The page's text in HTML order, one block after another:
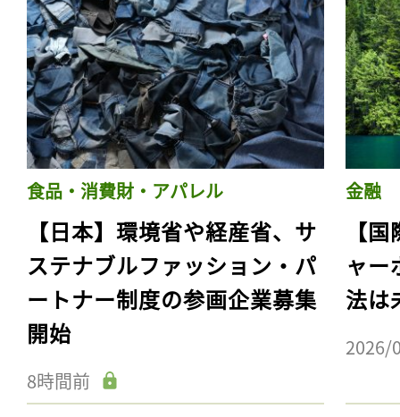
食品・消費財・アパレル
【日本】環境省や経産省、サ
ステナブルファッション・パ
ートナー制度の参画企業募集
開始
8時間前
金融
【
ャー
法は
2026/